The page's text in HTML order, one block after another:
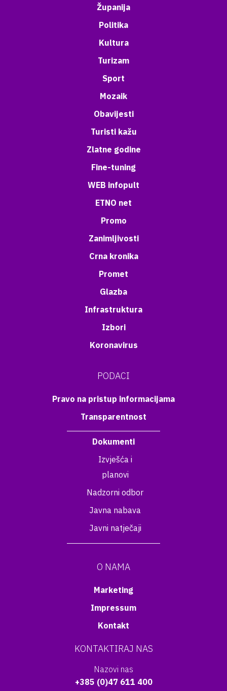
Županija
Politika
Kultura
Turizam
Sport
Mozaik
Obavijesti
Turisti kažu
Zlatne godine
Fine-tuning
WEB infopult
ETNO net
Promo
Zanimljivosti
Crna kronika
Promet
Glazba
Infrastruktura
Izbori
Koronavirus
PODACI
Pravo na pristup informacijama
Transparentnost
Dokumenti
Izvješća i
planovi
Nadzorni odbor
Javna nabava
Javni natječaji
O NAMA
Marketing
Impressum
Kontakt
KONTAKTIRAJ NAS
Nazovi nas
+385 (0)47 611 400